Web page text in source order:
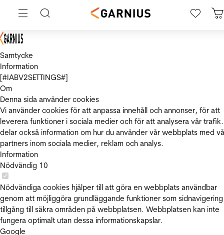
Samtycke
Information
[#IABV2SETTINGS#]
Om
Denna sida använder cookies
Vi använder cookies för att anpassa innehåll och annonser, för att
leverera funktioner i sociala medier och för att analysera vår
delar också information om hur du använder vår webbplats med
partners inom sociala medier, reklam och analys.
Information
Nödvändig 10
Nödvändiga cookies hjälper till att göra en webbplats användbar
genom att möjliggöra grundläggande funktioner som
tillgång till säkra områden på webbplatsen. Webbplatsen kan inte
fungera optimalt utan dessa informationskapslar.
Google